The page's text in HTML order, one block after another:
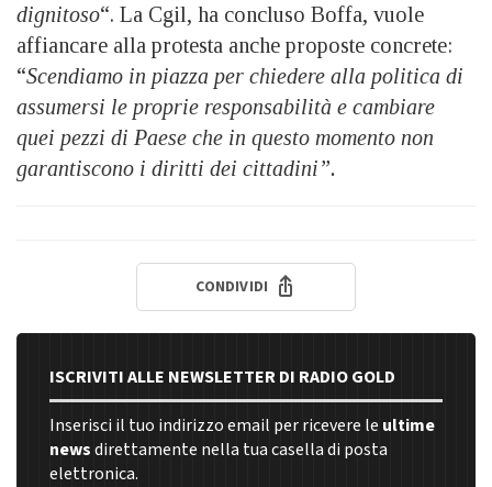
dignitoso“. La Cgil, ha concluso Boffa, vuole
affiancare alla protesta anche proposte concrete:
“Scendiamo in piazza per chiedere alla politica di
assumersi le proprie responsabilità e cambiare
quei pezzi di Paese che in questo momento non
garantiscono i diritti dei cittadini”.
CONDIVIDI
ISCRIVITI ALLE NEWSLETTER DI RADIO GOLD
Inserisci il tuo indirizzo email per ricevere le ultime
newsdirettamente nella tua casella di posta
elettronica.